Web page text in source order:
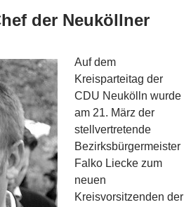
der Neuköllner
Auf dem
Kreisparteitag der
CDU Neukölln wurde
am 21. März der
stellvertretende
Bezirksbürgermeister
Falko Liecke zum
neuen
Kreisvorsitzenden der